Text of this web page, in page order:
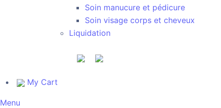
My Cart
Soin manucure et pédicure
Soin visage corps et cheveux
Liquidation
Menu